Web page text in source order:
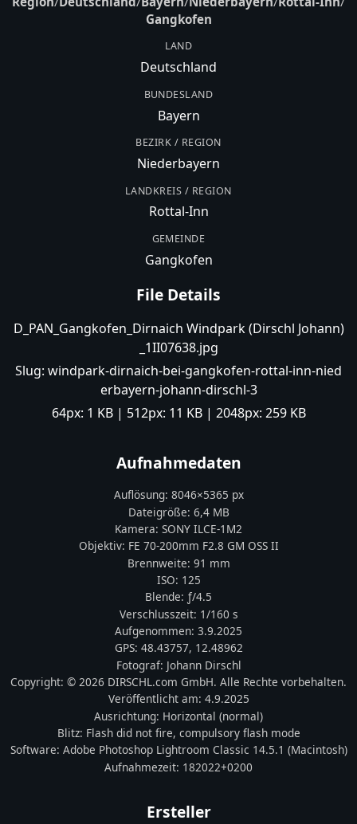
Gangkofen
LAND
Deutschland
BUNDESLAND
Bayern
BEZIRK / REGION
Niederbayern
LANDKREIS / REGION
Rottal-Inn
GEMEINDE
Gangkofen
File Details
D_PAN_Gangkofen_Dirnaich Windpark (Dirschl Johann)
_1II07638.jpg
Slug: windpark-dirnaich-bei-gangkofen-rottal-inn-nied
erbayern-johann-dirschl-3
64px: 1 KB| 512px: 11 KB| 2048px: 259 KB
Aufnahmedaten
Auflösung: 8046×5365 px
Dateigröße: 6,4 MB
Kamera: SONY ILCE-1M2
Objektiv: FE 70-200mm F2.8 GM OSS II
Brennweite: 91 mm
ISO: 125
Blende: ƒ/4.5
Verschlusszeit: 1/160 s
Aufgenommen: 3.9.2025
GPS: 48.43757, 12.48962
Fotograf: Johann Dirschl
Copyright: © 2026 DIRSCHL.com GmbH. Alle Rechte vorbehalten.
Veröffentlicht am: 4.9.2025
Ausrichtung: Horizontal (normal)
Blitz: Flash did not fire, compulsory flash mode
Software: Adobe Photoshop Lightroom Classic 14.5.1 (Macintosh)
Aufnahmezeit: 182022+0200
Ersteller